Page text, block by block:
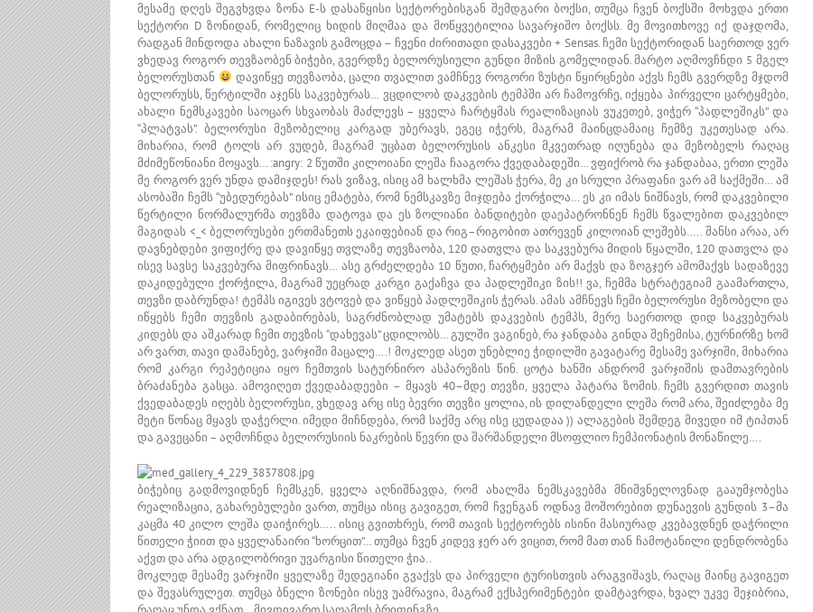
მესამე დღეს შეგვხვდა ზონა E-ს დასაწყისი სექტორებისგან შემდგარი ბოქსი, თუმცა ჩვენ ბოქსში მოხვდა ერთი
სექტორი D ზონიდან, რომელიც ხიდის მიღმაა და მოწყვეტილია სავარჯიშო ბოქსს. მე მოვითხოვე იქ დაჯდომა,
რადგან მინდოდა ახალი ნაზავის გამოცდა – ჩვენი ძირითადი დასაკვები + Sensas. ჩემი სექტორიდან საერთოდ ვერ
ვხედავ როგორ თევზაობენ ბიჭები, გვერდზე ბელორუსიული გუნდი მიზის გომელიდან. მარტო აღმოვჩნდი 5 მგელ
ბელორუსთან
დავიწყე თევზაობა, ცალი თვალით ვამჩნევ როგორი ზუსტი წყირცნები აქვს ჩემს გვერდზე მჯდომ
ბელორუსს, წერტილში აჯენს საკვებურას… ვცდილობ დაკვების ტემპში არ ჩამოვრჩე, იქყება პირველი ცარტყმები,
ახალი ნემსკავები საოცარ სხვაობას მაძლევს – ყველა ჩარტყმას რეალიზაციას ვუკეთებ, ვიჭერ “პადლეშიკს” და
“პლატვას”. ბელორუსი მეზობელიც კარგად უბერავს, ეგეც იჭერს, მაგრამ მაინცდამაიც ჩემზე უკეთესად არა.
მიხარია, რომ ტოლს არ ვუდებ, მაგრამ უცბათ ბელორუსის ანკესი მკვეთრად იღუნება და მეზობელს რაღაც
მძიმეწონიანი მოყავს… :angry: 2 წუთში კილოიანი ლეშა ჩააგორა ქვედაბადეში… ვფიქრობ რა ჯანდაბაა, ერთი ლეშა
მე როგორ ვერ უნდა დამიჯდეს! რას ვიზავ, ისიც ამ ხალხმა ლეშას ჭერა, მე კი სრული პრაფანი ვარ ამ საქმეში… ამ
ასობაში ჩემს “უბედურებას” ისიც ემატება, რომ ნემსკავზე მიჯდება ქორჭილა… ეს კი იმას ნიშნავს, რომ დაკვებილი
წერტილი ნორმალურმა თევზმა დატოვა და ეს ზოლიანი ბანდიტები დაეპატრონნენ ჩემს წვალებით დაკვებილ
მაგიდას <_< ბელორუსები ერთმანეთს ეკაიფებიან და რიგ–რიგობით ათრევენ კილოიან ლეშებს….. შანსი არაა, არ
დავნებდები ვიფიქრე და დავიწყე თვლაზე თევზაობა, 120 დათვლა და საკვებურა მიდის წყალში, 120 დათვლა და
ისევ სავსე საკვებურა მიფრინავს… ასე გრძელდება 10 წუთი, ჩარტყმები არ მაქვს და ზოგჯერ ამომაქვს სადაზევე
დაკიდებული ქორჭილა, მაგრამ უეცრად კარგი გაქაჩვა და პადლეშიკი ზის!! ვა, ჩემმა სტრატეგიამ გაამართლა,
თევზი დაბრუნდა! ტემპს იგივეს ვტოვებ და ვიწყებ პადლეშიკის ჭერას. ამას ამჩნევს ჩემი ბელორუსი მეზობელი და
იწყებს ჩემი თევზის გადაბირებას, საგრძნობლად უმატებს დაკვების ტემპს, მერე საერთოდ დიდ საკვებურას
კიდებს და აშკარად ჩემი თევზის “დახევას” ცდილობს… გულში ვაგინებ, რა ჯანდაბა გინდა შეჩემისა, ტურნირზე ხომ
არ ვართ, თავი დამანებე, ვარჯიში მაცალე….! მოკლედ ასეთ უნებლიე ჭიდილში გავატარე მესამე ვარჯიში, მიხარია
რომ კარგი რეპეტიცია იყო ჩემთვის სატურნირო ასპარეზის წინ. ცოტა ხანში ანდრომ ვარჯიშის დამთავრების
ბრაძანება გასცა. ამოვიღეთ ქვედაბადეები – მყავს 40–მდე თევზი, ყველა პატარა ზომის. ჩემს გვერდით თავის
ქვედაბადეს იღებს ბელორუსი, ვხედავ არც ისე ბევრი თევზი ყოლია, ის დილანდელი ლეშა რომ არა, შეიძლება მე
მეტი წონაც მყავს დაჭერლი. იმედი მიჩნდება, რომ საქმე არც ისე ცუდადაა )) ალაგების შემდეგ მივედი იმ ტიპთან
და გავეცანი – აღმოჩნდა ბელორუსიის ნაკრების წევრი და შარშანდელი მსოფლიო ჩემპიონატის მონაწილე….
ბიჭებიც გადმოვიდნენ ჩემსკენ, ყველა აღნიშნავდა, რომ ახალმა ნემსკავებმა მნიშვნელოვნად გააუმჯობესა
რეალიზაცია, გახარებულები ვართ, თუმცა ისიც გავიგეთ, რომ ჩვენგან ოდნავ მოშორებით დუნაევის გუნდის 3–მა
კაცმა 40 კილო ლეშა დაიჭირეს….. ისიც გვითხრეს, რომ თავის სექტორებს ისინი მასიურად კვებავდნენ დაჭრილი
წითელი ჭიით და ყველანაირი “ხორცით”… თუმცა ჩვენ კიდევ ჯერ არ ვიცით, რომ მათ თან ჩამოტანილი დენდრობენა
აქვთ და არა ადგილობრივი უვარგისი წითელი ჭია..
მოკლედ მესამე ვარჯიში ყველაზე შედეგიანი გვაქვს და პირველი ტურისთვის არაგვიშავს, რაღაც მაინც გავიგეთ
და შევასრულეთ. თუმცა ბნელი ზონები ისევ უამრავია, მაგრამ ექსპერიმენტები დამტავრდა, ხვალ უკვე შეჯიბრია,